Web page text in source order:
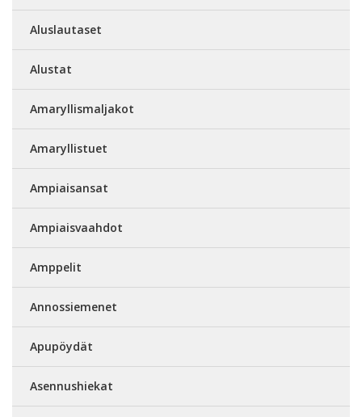
Aluslautaset
Alustat
Amaryllismaljakot
Amaryllistuet
Ampiaisansat
Ampiaisvaahdot
Amppelit
Annossiemenet
Apupöydät
Asennushiekat